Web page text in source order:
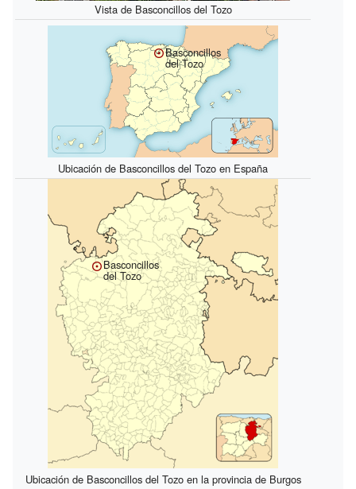
Vista de Basconcillos del Tozo
Basconcillos
del Tozo
Ubicación de Basconcillos del Tozo en España
Basconcillos
del Tozo
Ubicación de Basconcillos del Tozo en la provincia de Burgos